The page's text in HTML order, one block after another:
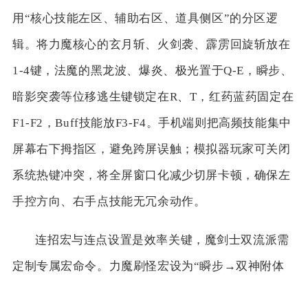
用“核心技能左区、辅助右区、道具侧区”的分区逻
辑。将力魔核心的玄月斩、火剑袭、霹雳回旋斩放在
1-4键，法魔的黑龙波、爆炎、极光置于Q-E，瞬步、
暗影突袭等位移逃生键锁定在R、T，红药蓝药固定在
F1-F2，Buff技能放F3-F4。手机端则把高频技能集中
屏幕右下拇指区，避免跨屏误触；模拟器玩家可关闭
系统热键冲突，将全屏窗口化减少切屏卡顿，确保左
手控方向、右手点技能无冗余动作。
连招宏与连点设置是效率关键，魔剑士双流派需
定制专属宏命令。力魔刷怪宏设为“瞬步→双神附体